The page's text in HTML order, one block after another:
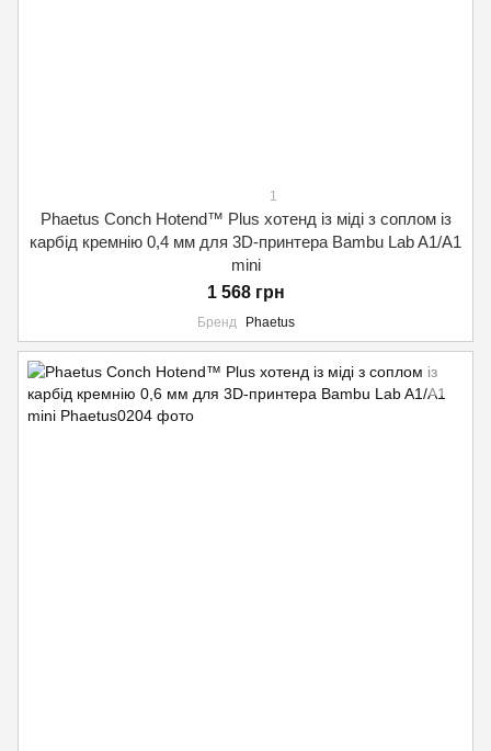
1
Phaetus Conch Hotend™ Plus хотенд із міді з соплом із
карбід кремнію 0,4 мм для 3D-принтера Bambu Lab A1/A1
mini
1 568 грн
Бренд Phaetus